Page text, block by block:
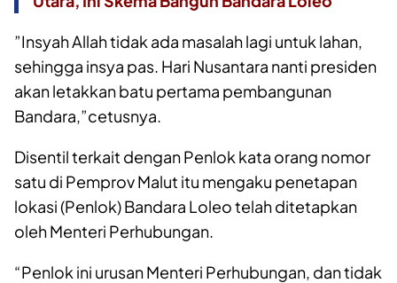
”Insyah Allah tidak ada masalah lagi untuk lahan,
sehingga insya pas. Hari Nusantara nanti presiden
akan letakkan batu pertama pembangunan
Bandara,”cetusnya.
Disentil terkait dengan Penlok kata orang nomor
satu di Pemprov Malut itu mengaku penetapan
lokasi (Penlok) Bandara Loleo telah ditetapkan
oleh Menteri Perhubungan.
“Penlok ini urusan Menteri Perhubungan, dan tidak